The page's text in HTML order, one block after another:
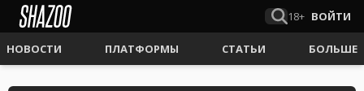
18+ ВОЙТИ
НОВОСТИ ПЛАТФОРМЫ СТАТЬИ БОЛЬШЕ